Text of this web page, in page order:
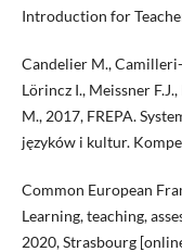
Introduction for
Candelier M.,
Lörincz I., Meissner
M., 2017, FREPA.
języków i kultur.
Common European
Learning, teaching,
2020, Strasbourg